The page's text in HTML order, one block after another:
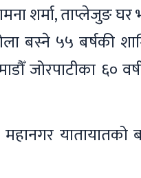
शर्मा, ताप्लेजुङ घर
बस्ने ५५ बर्षकी
जोरपाटीका ६०
यातायातको